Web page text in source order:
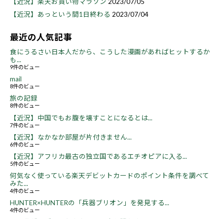
【近況】あっという間1日終わる 2023/07/04
最近の人気記事
食にうるさい日本人だから、こうした漫画があればヒットするか
も...
9件のビュー
mail
8件のビュー
旅の記録
8件のビュー
【近況】中国でもお腹を壊すことになるとは...
7件のビュー
【近況】なかなか部屋が片付きません...
6件のビュー
【近況】アフリカ最古の独立国であるエチオピアに入る...
5件のビュー
何気なく使っている楽天デビットカードのポイント条件を調べて
みた...
4件のビュー
HUNTER×HUNTERの「兵器ブリオン」を発見する...
4件のビュー